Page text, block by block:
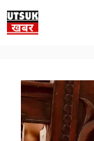
Skip
to